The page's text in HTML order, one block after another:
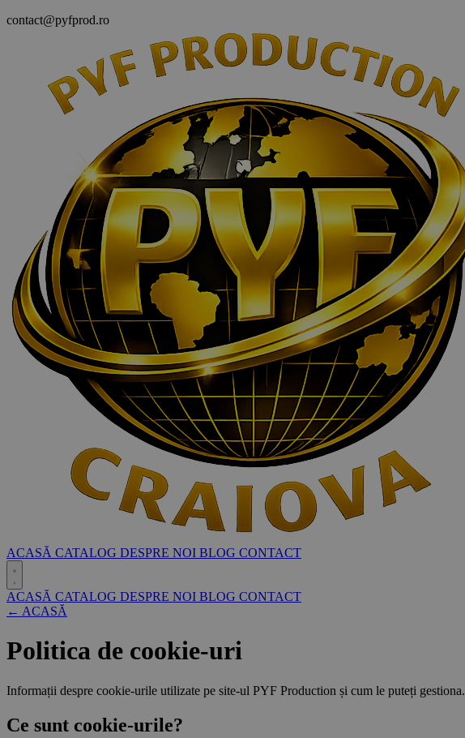
contact@pyfprod.ro
ACASĂ CATALOG DESPRE NOI BLOG CONTACT
ACASĂ CATALOG DESPRE NOI BLOG CONTACT
← ACASĂ
Politica de cookie-uri
Informații despre cookie-urile utilizate pe site-ul PYF Production și cum le puteți gestiona.
Ce sunt cookie-urile?